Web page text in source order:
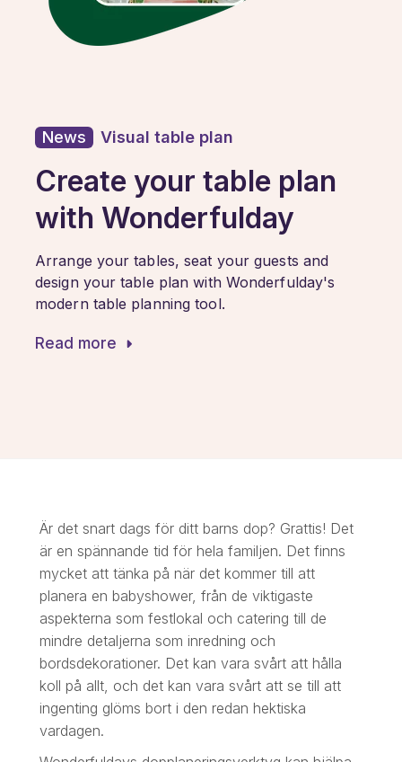
News Visual table plan
Create your table plan
with Wonderfulday
Arrange your tables, seat your guests and
design your table plan with Wonderfulday's
modern table planning tool.
Read more
Är det snart dags för ditt barns dop? Grattis! Det
är en spännande tid för hela familjen. Det finns
mycket att tänka på när det kommer till att
planera en babyshower, från de viktigaste
aspekterna som festlokal och catering till de
mindre detaljerna som inredning och
bordsdekorationer. Det kan vara svårt att hålla
koll på allt, och det kan vara svårt att se till att
ingenting glöms bort i den redan hektiska
vardagen.